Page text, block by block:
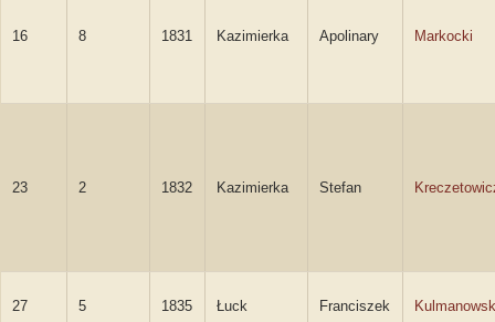
16 8 1831 Kazimierka Apolinary Markocki
23 2 1832 Kazimierka Stefan
27 5 1835 Łuck Franciszek